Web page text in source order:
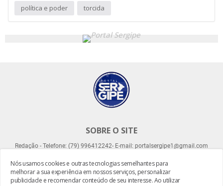
política e poder torcida
SOBRE O SITE
Redação - Telefone: (79) 996412242- E-mail: portalsergipe1@gmail.com
Nós usamos cookies e outras tecnologias semelhantes para
melhorar a sua experiência em nossos serviços, personalizar
publicidade e recomendar conteúdo de seu interesse. Ao utilizar